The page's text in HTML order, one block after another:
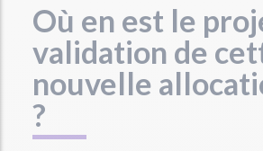
Où en est le
validation de
nouvelle
?